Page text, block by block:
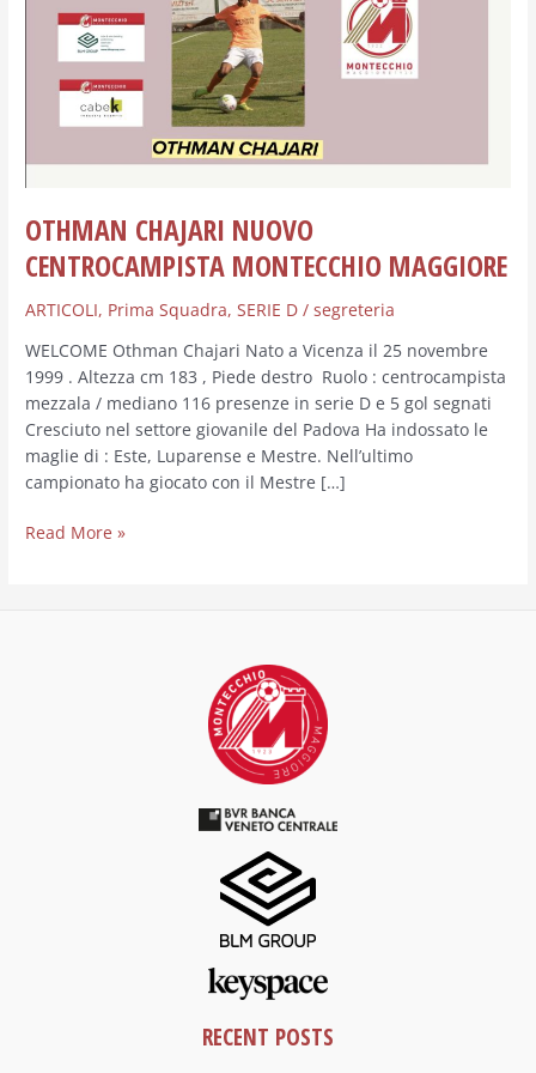
OTHMAN CHAJARI NUOVO
CENTROCAMPISTA MONTECCHIO MAGGIORE
ARTICOLI, Prima Squadra,SERIE D /segreteria
WELCOME Othman Chajari Nato a Vicenza il 25 novembre
1999 . Altezza cm 183 , Piede destro Ruolo : centrocampista
mezzala / mediano 116 presenze in serie D e 5 gol segnati
Cresciuto nel settore giovanile del Padova Ha indossato le
maglie di : Este, Luparense e Mestre. Nell’ultimo
campionato ha giocato con il Mestre […]
MAGGIORE
Read More »
RECENT POSTS